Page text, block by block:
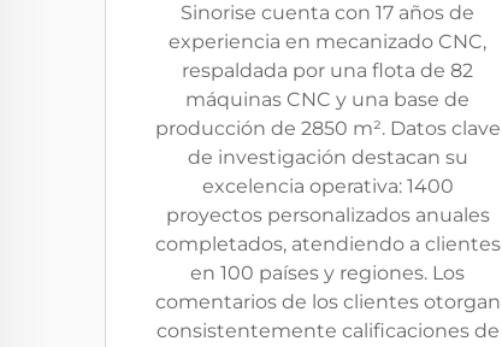
Sinorise cuenta con 17 años de
experiencia en mecanizado CNC,
respaldada por una flota de 82
máquinas CNC y una base de
producción de 2850 m². Datos clave
de investigación destacan su
excelencia operativa: 1400
proyectos personalizados anuales
completados, atendiendo a clientes
en 100 países y regiones. Los
comentarios de los clientes otorgan
consistentemente calificaciones de